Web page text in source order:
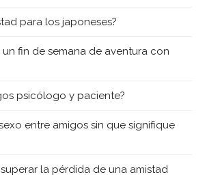
para los japoneses?
fin de semana de aventura con
psicólogo y paciente?
entre amigos sin que signifique
la pérdida de una amistad